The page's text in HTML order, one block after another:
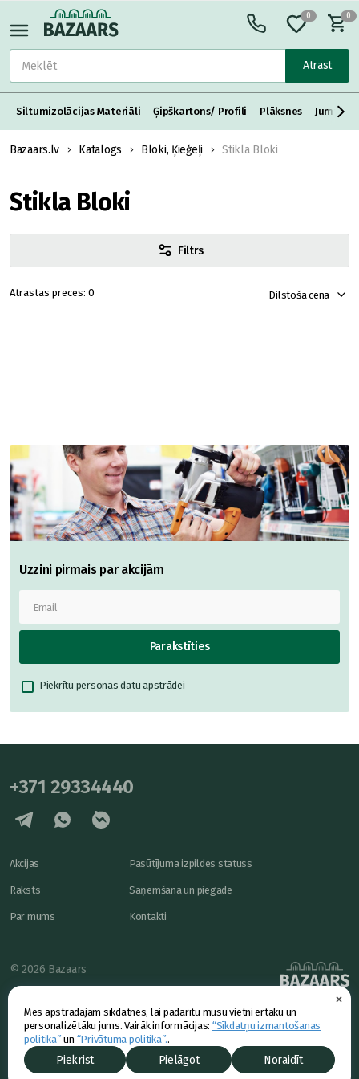
×
Mēs apstrādājam sīkdatnes, lai padarītu mūsu vietni ērtāku un
personalizētāku jums. Vairāk informācijas: “Sīkdatņu izmantošanas
politika” un “Privātuma politika”..
Piekrist Pielāgot Noraidīt
Atrast
0 0
Siltumizolācijas Materiāli Ģipškartons/ Profili Plāksnes Jumta
Bazaars.lv Katalogs Bloki, Ķieģeļi Stikla Bloki
Stikla Bloki
Filtrs
0 Dilstošā cena
Uzzini pirmais par akcijām
Parakstīties
Piekrītu personas datu apstrādei
+371 29334440
Akcijas
Raksts
Par mums
Pasūtījuma izpildes statuss
Saņemšana un piegāde
Kontakti
powered by
© 2026 Bazaars
Konfidencialitāte
Piedāvājums